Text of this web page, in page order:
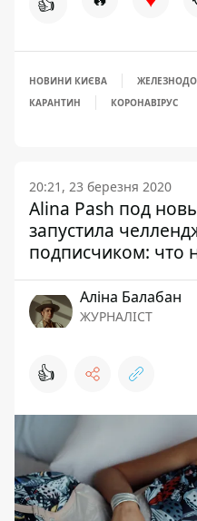
НОВИНИ КИЄВА
КАРАНТИН
КОРОНАВІРУС
20:21, 23 березня 2020
Alina Pash под
запустила
подписчиком: что
Аліна Балабан
ЖУРНАЛІСТ
👍